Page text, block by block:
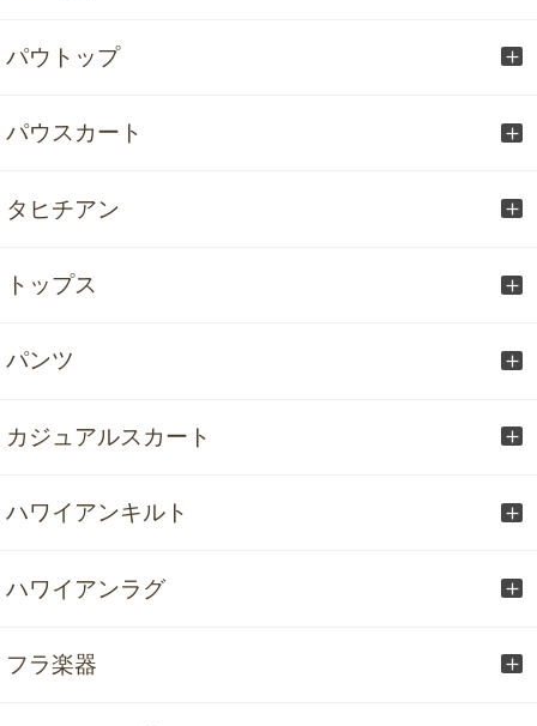
パウトップ
パウスカート
タヒチアン
トップス
パンツ
カジュアルスカート
ハワイアンキルト
ハワイアンラグ
フラ楽器